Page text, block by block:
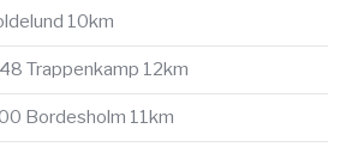
10km
Trappenkamp 12km
Bordesholm 11km